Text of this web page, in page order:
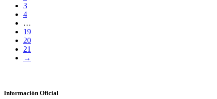
3
4
…
19
20
21
→
Información Oficial